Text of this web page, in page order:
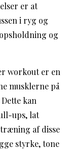
er at
i ryg og
og
workout er en
musklerne på
kan
ups, lat
af disse
styrke, tone